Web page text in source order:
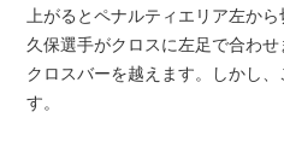
上がるとペナルティエリア左か
久保選手がクロスに左足で合わ
クロスバーを越えます。しかし
す。